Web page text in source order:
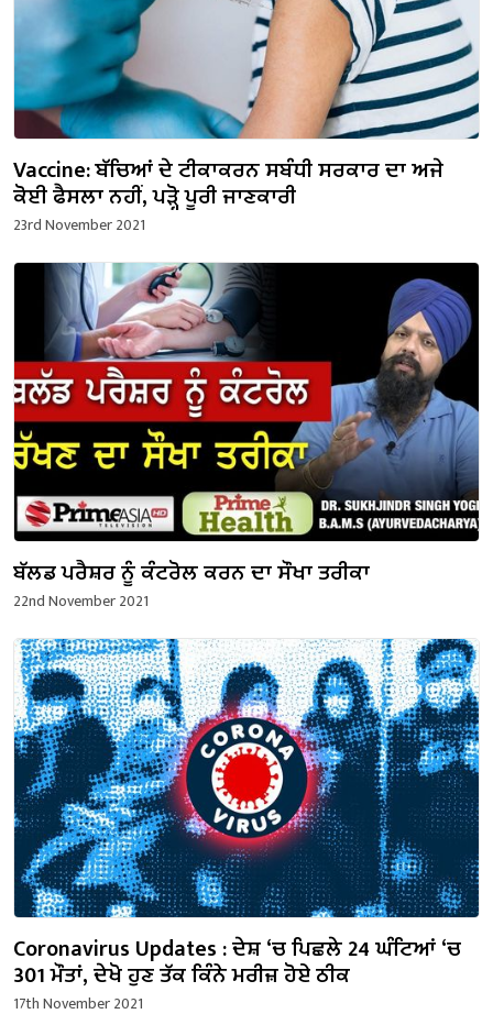
Vaccine: ਬੱਚਿਆਂ ਦੇ ਟੀਕਾਕਰਨ ਸਬੰਧੀ ਸਰਕਾਰ ਦਾ ਅਜੇ
ਕੋਈ ਫੈਸਲਾ ਨਹੀਂ, ਪੜ੍ਹੋ ਪੂਰੀ ਜਾਣਕਾਰੀ
23rd November 2021
ਬੱਲਡ ਪਰੈਸ਼ਰ ਨੂੰ ਕੰਟਰੋਲ ਕਰਨ ਦਾ ਸੌਖਾ ਤਰੀਕਾ
22nd November 2021
Coronavirus Updates : ਦੇਸ਼ ‘ਚ ਪਿਛਲੇ 24 ਘੰਟਿਆਂ ‘ਚ
301 ਮੌਤਾਂ, ਦੇਖੋ ਹੁਣ ਤੱਕ ਕਿੰਨੇ ਮਰੀਜ਼ ਹੋਏ ਠੀਕ
17th November 2021